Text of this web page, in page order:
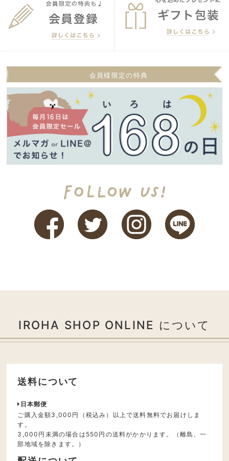
会員様限定の特典
IROHA SHOP ONLINE について
送料について
日本郵便
ご購入金額3,000円（税込み）以上で送料無料でお届けしま
す。
3,000円未満の場合は550円の送料がかかります。（離島、一
部地域を除きます。）